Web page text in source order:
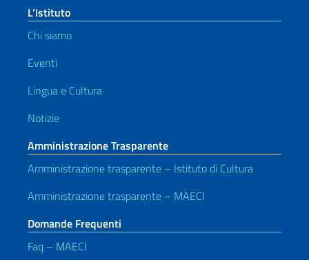
L’Istituto
Chi siamo
Eventi
Lingua e Cultura
Notizie
Amministrazione Trasparente
Amministrazione trasparente – Istituto di Cultura
Amministrazione trasparente – MAECI
Domande Frequenti
Faq – MAECI